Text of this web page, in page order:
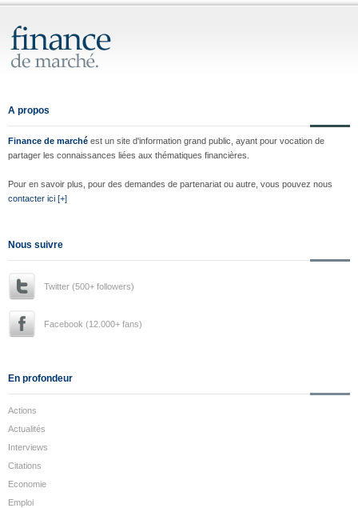
A propos
Finance de marché est un site d'information grand public, ayant pour vocation de
partager les connaissances liées aux thématiques financières.
Pour en savoir plus, pour des demandes de partenariat ou autre, vous pouvez nous
contacter ici [+]
Nous suivre
Twitter (500+ followers)
Facebook (12.000+ fans)
En profondeur
Actions
Actualités
Interviews
Citations
Economie
Emploi